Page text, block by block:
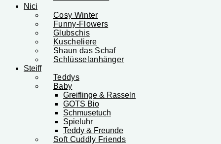
Nici
Cosy Winter
Funny-Flowers
Glubschis
Kuscheliere
Shaun das Schaf
Schlüsselanhänger
Steiff
Teddys
Baby
Greiflinge & Rasseln
GOTS Bio
Schmusetuch
Spieluhr
Teddy & Freunde
Soft Cuddly Friends